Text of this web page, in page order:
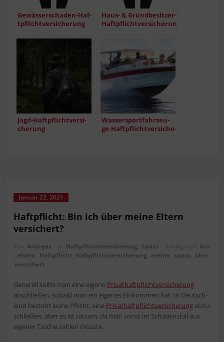
Gewäs­­ser­­scha­­den-Haf­
t­pflich­t­­ver­­­si­che­rung
Haus- & Grundbesitzer-
Haftpflichtversicherung
Jagd-Haf­t­pflich­t­­ver­­­si­
che­rung
Was­­ser­s­por­t­­fahr­­zeu­­
ge-Haf­t­pflich­t­­ver­­­si­che­
Januar 22, 2021
Haft­pflicht: Bin ich über mei­ne Eltern
versichert?
Andreas Haftpflichtversicherung Spass
bin
eltern Haftpflicht haftpflichtversicherung mei­ne spass über,
versichert
Gene­rell soll­te man eine eige­ne Pri­vat­haft­pflicht­ver­si­che­rung
abschlie­ßen, sobald man ein eige­nes Ein­kom­men hat. In Deutsch­
land besteht kei­ne Pflicht, eine Pri­vat­haft­pflicht­ver­si­che­rungabzu­
schlie­ßen, aber es ist rat­sam, da man sonst im Scha­dens­fall aus
eige­ner Tasche zah­len müsste.